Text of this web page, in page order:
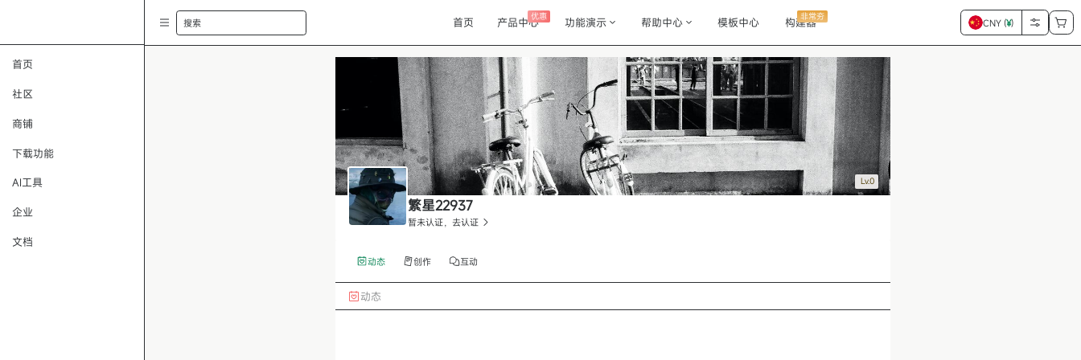
首页
社区
商铺
下载功能
AI工具
企业
文档
搜索 首页 产品中心优惠 功能演示 帮助中心 模板中心 构建器
非常夯
CNY (¥)
Lv.0
繁星22937
暂未认证，去认证
动态 创作 互动
动态